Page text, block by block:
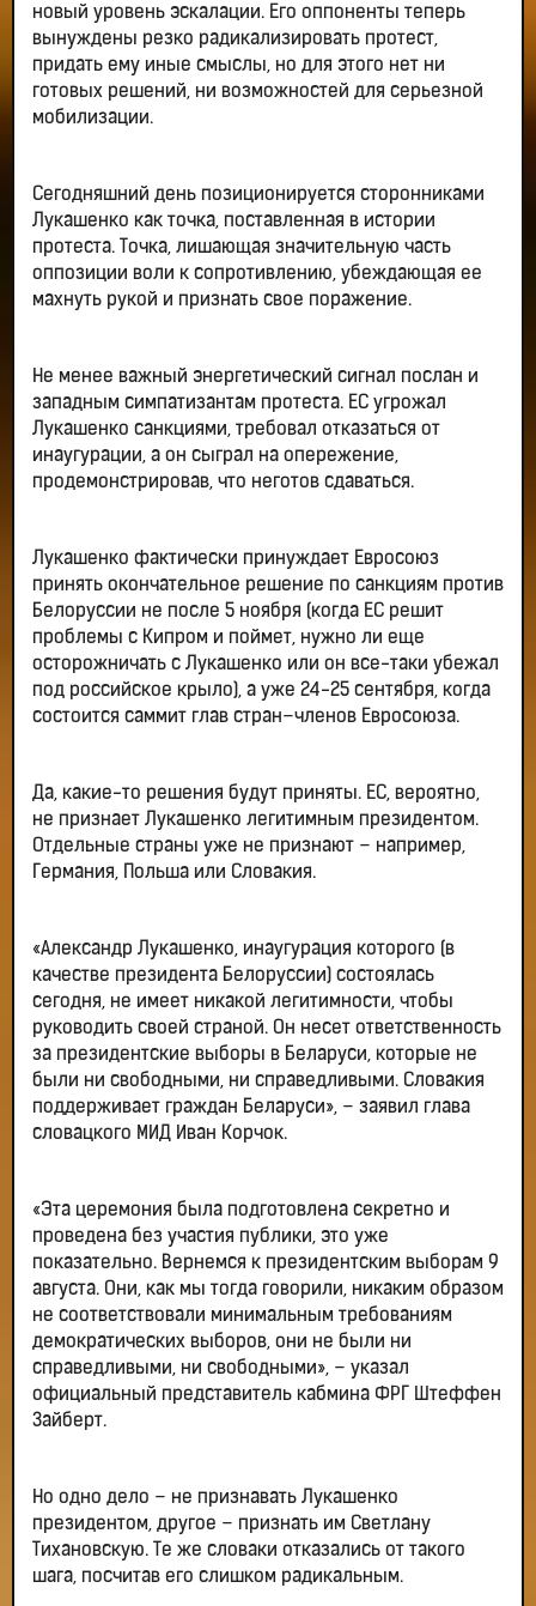
новый уровень эскалации. Его оппоненты теперь
вынуждены резко радикализировать протест,
придать ему иные смыслы, но для этого нет ни
готовых решений, ни возможностей для серьезной
мобилизации.
Сегодняшний день позиционируется сторонниками
Лукашенко как точка, поставленная в истории
протеста. Точка, лишающая значительную часть
оппозиции воли к сопротивлению, убеждающая ее
махнуть рукой и признать свое поражение.
Не менее важный энергетический сигнал послан и
западным симпатизантам протеста. ЕС угрожал
Лукашенко санкциями, требовал отказаться от
инаугурации, а он сыграл на опережение,
продемонстрировав, что неготов сдаваться.
Лукашенко фактически принуждает Евросоюз
принять окончательное решение по санкциям против
Белоруссии не после 5 ноября (когда ЕС решит
проблемы с Кипром и поймет, нужно ли еще
осторожничать с Лукашенко или он все-таки убежал
под российское крыло), а уже 24-25 сентября, когда
состоится саммит глав стран–членов Евросоюза.
Да, какие-то решения будут приняты. ЕС, вероятно,
не признает Лукашенко легитимным президентом.
Отдельные страны уже не признают – например,
Германия, Польша или Словакия.
«Александр Лукашенко, инаугурация которого (в
качестве президента Белоруссии) состоялась
сегодня, не имеет никакой легитимности, чтобы
руководить своей страной. Он несет ответственность
за президентские выборы в Беларуси, которые не
были ни свободными, ни справедливыми. Словакия
поддерживает граждан Беларуси», – заявил глава
словацкого МИД Иван Корчок.
«Эта церемония была подготовлена секретно и
проведена без участия публики, это уже
показательно. Вернемся к президентским выборам 9
августа. Они, как мы тогда говорили, никаким образом
не соответствовали минимальным требованиям
демократических выборов, они не были ни
справедливыми, ни свободными», – указал
официальный представитель кабмина ФРГ Штеффен
Зайберт.
Но одно дело – не признавать Лукашенко
президентом, другое – признать им Светлану
Тихановскую. Те же словаки отказались от такого
шага, посчитав его слишком радикальным.